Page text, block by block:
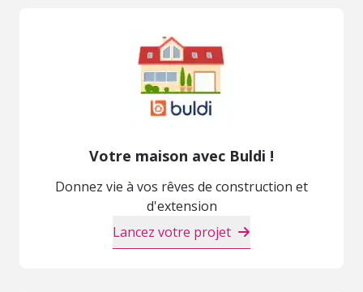
Votre maison avec Buldi !
Donnez vie à vos rêves de construction et
d'extension
Lancez votre projet